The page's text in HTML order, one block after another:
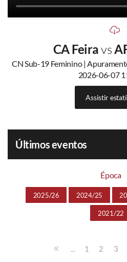
CA Feiravs
CN Sub-19 Feminino |
2026-06-07
Assistir
Últimos eventos
Época
2025/26 2024/25
2021/22
... 1 2 3